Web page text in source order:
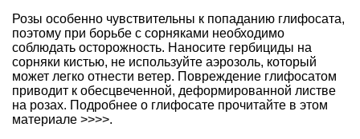
Розы особенно чувствительны к попаданию глифосата,
поэтому при борьбе с сорняками необходимо
соблюдать осторожность. Наносите гербициды на
сорняки кистью, не используйте аэрозоль, который
может легко отнести ветер. Повреждение глифосатом
приводит к обесцвеченной, деформированной листве
на розах. Подробнее о глифосате прочитайте в этом
материале >>>>.